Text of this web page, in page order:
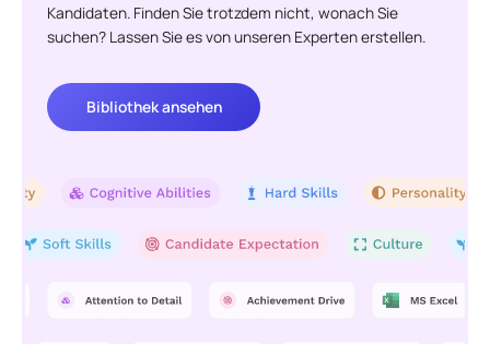
Kandidaten. Finden Sie trotzdem nicht, wonach Sie
suchen? Lassen Sie es von unseren Experten erstellen.
Bibliothek ansehen